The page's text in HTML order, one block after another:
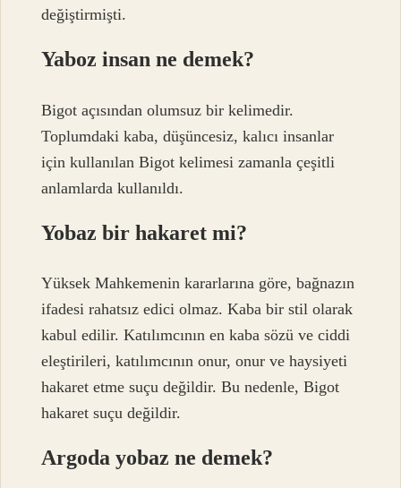
değiştirmişti.
Yaboz insan ne demek?
Bigot açısından olumsuz bir kelimedir.
Toplumdaki kaba, düşüncesiz, kalıcı insanlar
için kullanılan Bigot kelimesi zamanla çeşitli
anlamlarda kullanıldı.
Yobaz bir hakaret mi?
Yüksek Mahkemenin kararlarına göre, bağnazın
ifadesi rahatsız edici olmaz. Kaba bir stil olarak
kabul edilir. Katılımcının en kaba sözü ve ciddi
eleştirileri, katılımcının onur, onur ve haysiyeti
hakaret etme suçu değildir. Bu nedenle, Bigot
hakaret suçu değildir.
Argoda yobaz ne demek?